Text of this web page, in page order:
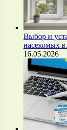
Выбор и
насекомых
16.05.2026